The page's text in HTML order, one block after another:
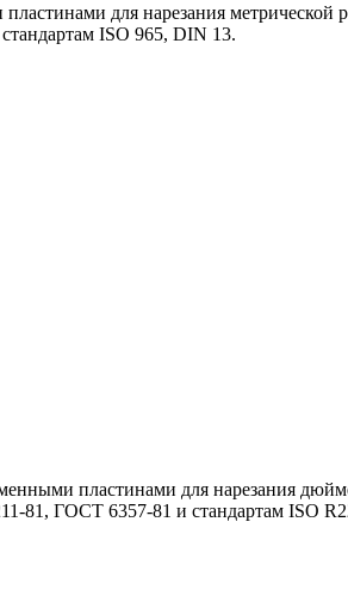
для нарезания
ISO 965, DIN 13.
пластинами для нарезания
81, ГОСТ 6357-81 и стандартам ISO